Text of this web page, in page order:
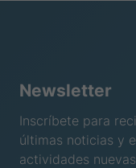
Newsletter
Inscríbete para
últimas noticias y
actividades